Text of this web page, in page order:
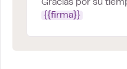
Gracias por su
{{firma}}